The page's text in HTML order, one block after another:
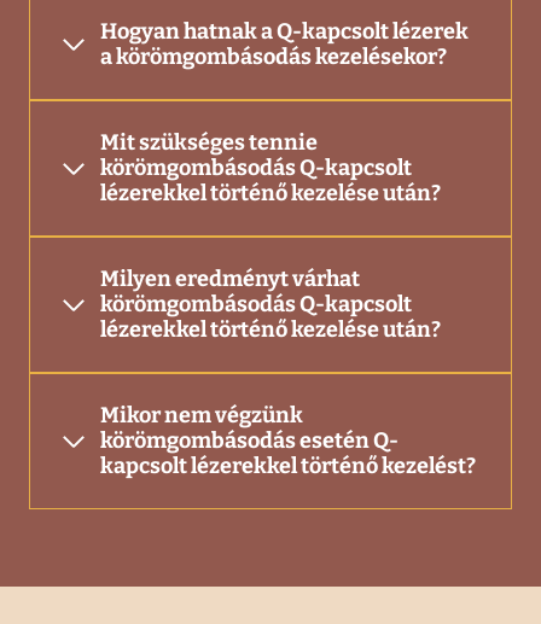
Hogyan hatnak a Q-kapcsolt lézerek
a körömgombásodás kezelésekor?
Mit szükséges tennie
körömgombásodás Q-kapcsolt
lézerekkel történő kezelése után?
Milyen eredményt várhat
körömgombásodás Q-kapcsolt
lézerekkel történő kezelése után?
Mikor nem végzünk
körömgombásodás esetén Q-
kapcsolt lézerekkel történő kezelést?